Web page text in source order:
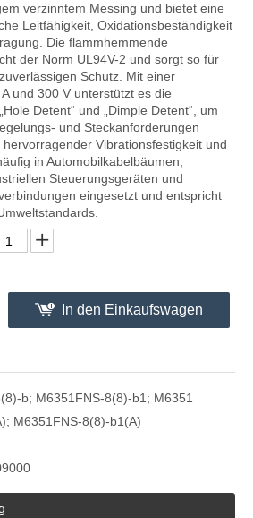
4,75 mm vollisolierte männliche Trennklemme (AWG 22–18)
verzinntem Messing und bietet eine
Leitfähigkeit, Oxidationsbeständigkeit
Die flammhemmende
der Norm UL94V-2 und sorgt so für
Schutz. Mit einer
und 300 V unterstützt es die
Detent“ und „Dimple Detent“, um
und Steckanforderungen
Vibrationsfestigkeit und
in Automobilkabelbäumen,
Steuerungsgeräten und
eingesetzt und entspricht
In den Einkaufswagen
b; M6351FNS-8(8)-b1; M6351
M6351FNS-8(8)-b1(A)